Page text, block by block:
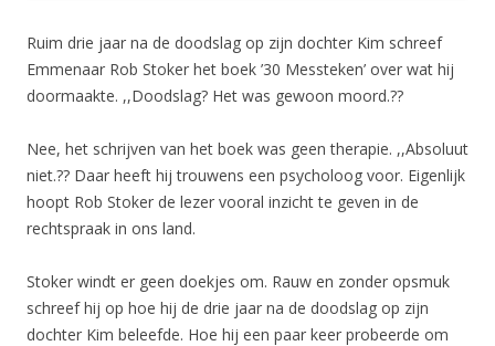
Ruim drie jaar na de doodslag op zijn dochter Kim schreef
Emmenaar Rob Stoker het boek ’30 Messteken’ over wat hij
doormaakte. ,,Doodslag? Het was gewoon moord.??
Nee, het schrijven van het boek was geen therapie. ,,Absoluut
niet.?? Daar heeft hij trouwens een psycholoog voor. Eigenlijk
hoopt Rob Stoker de lezer vooral inzicht te geven in de
rechtspraak in ons land.
Stoker windt er geen doekjes om. Rauw en zonder opsmuk
schreef hij op hoe hij de drie jaar na de doodslag op zijn
dochter Kim beleefde. Hoe hij een paar keer probeerde om